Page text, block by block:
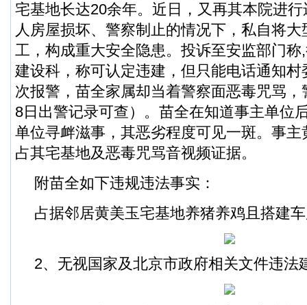
宅基地长达20余年。近日，又再其本院进
人房屋损坏、警察制止的情况下，私自将
工，构成重大安全隐患。投诉至安监部门
建设科，称可认定违建，但只能电话通知
次报警，苗全家属却当着警察面恶毒咒骂
8日出警记录可查）。苗全在知道事主单位
单位寻衅滋事，其恶劣程度可见一斑。事
占其宅基地及恶毒咒骂音视频证据。
附苗全如下违规违法事实：
占据邻居黄美玉宅基地养猪养鸡且搭建
2、无视国家及北京市政府相关文件违法